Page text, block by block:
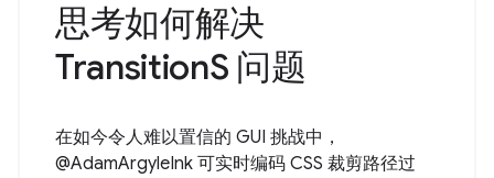
思考如何解决
TransitionS 问题
在如今令人难以置信的 GUI 挑战中，
@AdamArgyleInk 可实时编码 CSS 裁剪路径过